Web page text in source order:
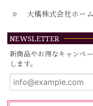
大橋株式会社ホー
NEWSLETTER
新商品やお得なキャンペ
します。